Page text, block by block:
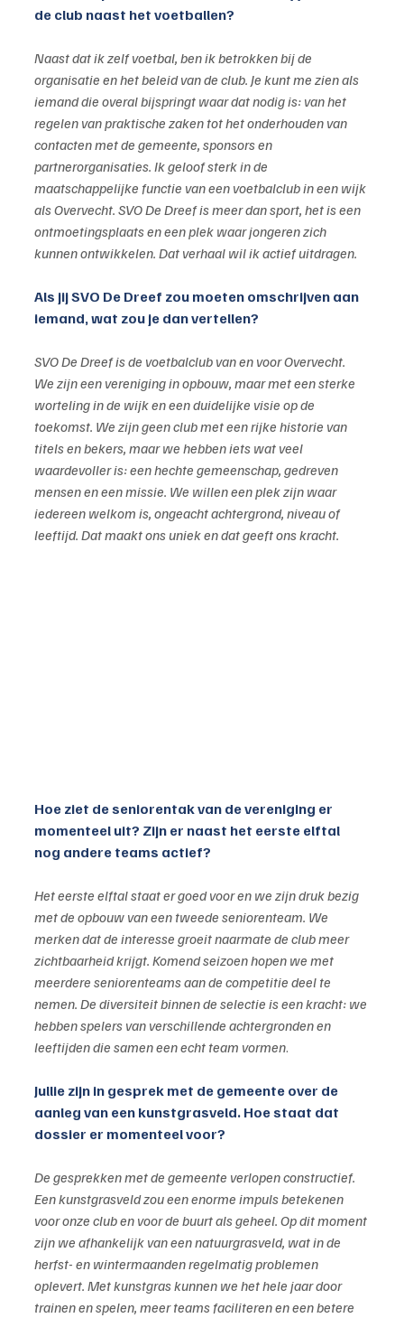
de club naast het voetballen?
Naast dat ik zelf voetbal, ben ik betrokken bij de
organisatie en het beleid van de club. Je kunt me zien als
iemand die overal bijspringt waar dat nodig is: van het
regelen van praktische zaken tot het onderhouden van
contacten met de gemeente, sponsors en
partnerorganisaties. Ik geloof sterk in de
maatschappelijke functie van een voetbalclub in een wijk
als Overvecht. SVO De Dreef is meer dan sport, het is een
ontmoetingsplaats en een plek waar jongeren zich
kunnen ontwikkelen. Dat verhaal wil ik actief uitdragen.
Als jij SVO De Dreef zou moeten omschrijven aan
iemand, wat zou je dan vertellen?
SVO De Dreef is de voetbalclub van en voor Overvecht.
We zijn een vereniging in opbouw, maar met een sterke
worteling in de wijk en een duidelijke visie op de
toekomst. We zijn geen club met een rijke historie van
titels en bekers, maar we hebben iets wat veel
waardevoller is: een hechte gemeenschap, gedreven
mensen en een missie. We willen een plek zijn waar
iedereen welkom is, ongeacht achtergrond, niveau of
leeftijd. Dat maakt ons uniek en dat geeft ons kracht.
Hoe ziet de seniorentak van de vereniging er
momenteel uit? Zijn er naast het eerste elftal
nog andere teams actief?
Het eerste elftal staat er goed voor en we zijn druk bezig
met de opbouw van een tweede seniorenteam. We
merken dat de interesse groeit naarmate de club meer
zichtbaarheid krijgt. Komend seizoen hopen we met
meerdere seniorenteams aan de competitie deel te
nemen. De diversiteit binnen de selectie is een kracht: we
hebben spelers van verschillende achtergronden en
leeftijden die samen een echt team vormen.
Jullie zijn in gesprek met de gemeente over de
aanleg van een kunstgrasveld. Hoe staat dat
dossier er momenteel voor?
De gesprekken met de gemeente verlopen constructief.
Een kunstgrasveld zou een enorme impuls betekenen
voor onze club en voor de buurt als geheel. Op dit moment
zijn we afhankelijk van een natuurgrasveld, wat in de
herfst- en wintermaanden regelmatig problemen
oplevert. Met kunstgras kunnen we het hele jaar door
trainen en spelen, meer teams faciliteren en een betere